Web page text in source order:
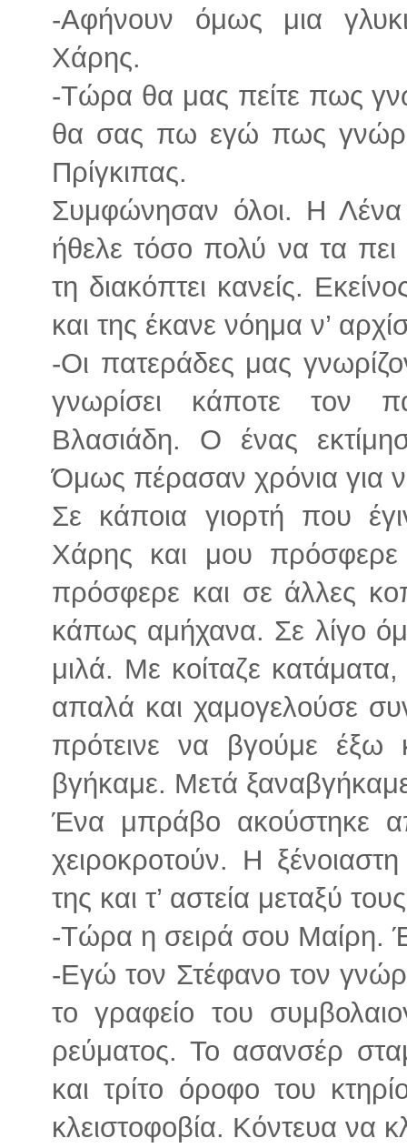
-Αφήνουν όμως μια
Χάρης.
-Τώρα θα μας πείτε πως
θα σας πω εγώ πως
Πρίγκιπας.
Συμφώνησαν όλοι. Η Λένα
ήθελε τόσο πολύ να τα
τη διακόπτει κανείς.
και της έκανε νόημα ν’
-Οι πατεράδες μας
γνωρίσει κάποτε τον
Βλασιάδη. Ο ένας
Όμως πέρασαν χρόνια για
Σε κάποια γιορτή που
Χάρης και μου
πρόσφερε και σε άλλες
κάπως αμήχανα. Σε λίγο
μιλά. Με κοίταζε
απαλά και χαμογελούσε
πρότεινε να βγούμε έξω
βγήκαμε. Μετά
Ένα μπράβο ακούστηκε
χειροκροτούν. Η
της και τ’ αστεία μεταξύ
-Τώρα η σειρά σου Μαίρη.
-Εγώ τον Στέφανο τον
το γραφείο του
ρεύματος. Το ασανσέρ
και τρίτο όροφο του
κλειστοφοβία. Κόντευα να